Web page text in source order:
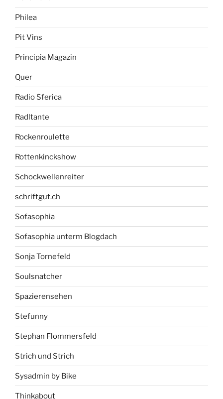
Philea
Pit Vins
Principia Magazin
Quer
Radio Sferica
Radltante
Rockenroulette
Rottenkinckshow
Schockwellenreiter
schriftgut.ch
Sofasophia
Sofasophia unterm Blogdach
Sonja Tornefeld
Soulsnatcher
Spazierensehen
Stefunny
Stephan Flommersfeld
Strich und Strich
Sysadmin by Bike
Thinkabout